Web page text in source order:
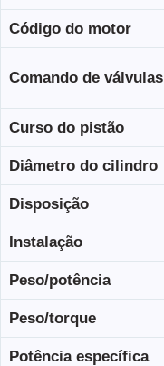
Código do motor
Comando de válvulas
Curso do pistão
Diâmetro do cilindro
Disposição
Instalação
Peso/potência
Peso/torque
Potência específica